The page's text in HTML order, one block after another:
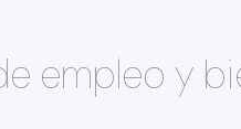
empleo y